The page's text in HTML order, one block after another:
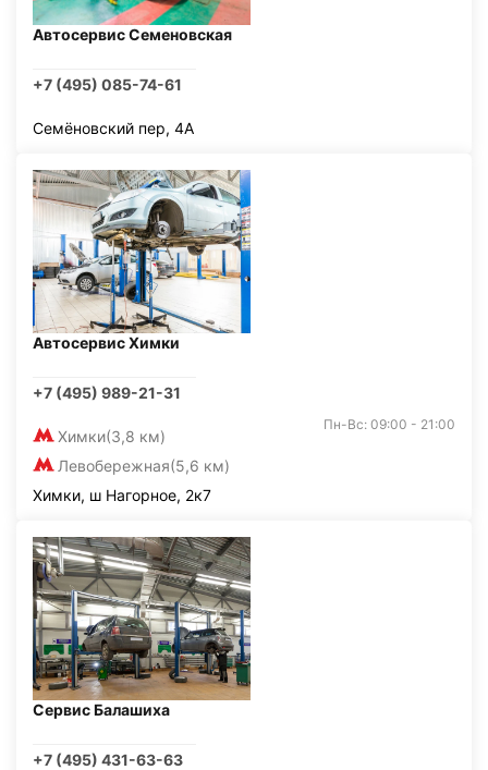
Автосервис Семеновская
+7 (495) 085-74-61
Семёновский пер, 4А
Автосервис Химки
+7 (495) 989-21-31
Химки(3,8 км)
Левобережная(5,6 км)
Пн-Вс: 09:00 - 21:00
Химки, ш Нагорное, 2к7
Сервис Балашиха
+7 (495) 431-63-63